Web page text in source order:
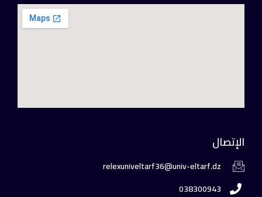
الإتصال
relexuniveltarf36@univ-eltarf.dz
038300943